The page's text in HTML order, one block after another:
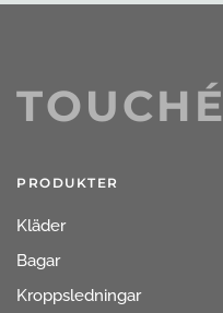
TOUCHÉ
PRODUKTER
Kläder
Bagar
Kroppsledningar